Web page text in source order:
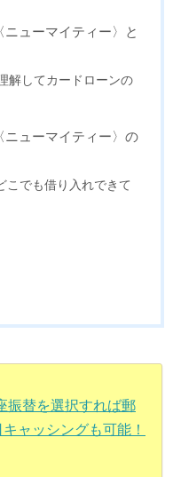
ューマイティー〉と
解してカードローンの
ニューマイティー〉の
こでも借り入れできて
振替を選択すれば郵
ャッシングも可能！